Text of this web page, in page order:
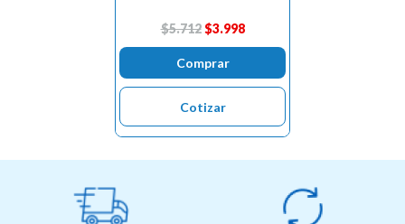
$5.712 $3.998
Comprar
Cotizar